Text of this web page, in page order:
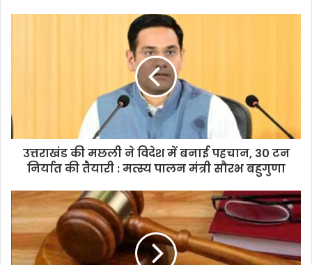
उत्तराखंड की मछली ने विदेश में बनाई पहचान, 30 टन
निर्यात की तैयारी : मत्स्य पालन मंत्री सौरभ बहुगुणा